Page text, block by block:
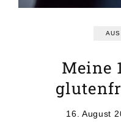
Meine
16. August